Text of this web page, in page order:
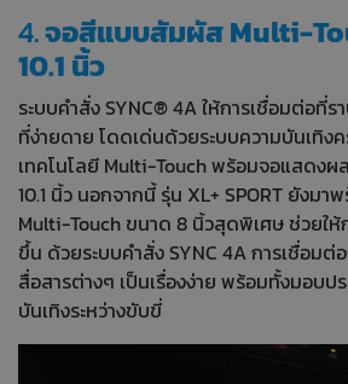
4.จอสีแบบสัมผัส Multi-
10.1 นิ้ว
ระบบคำสั่ง SYNC® 4A ให้การเชื่อมต่อที่ร
ที่ง่ายดาย โดดเด่นด้วยระบบความบันเทิง
เทคโนโลยี Multi-Touch พร้อมจอแสดงผ
10.1 นิ้ว นอกจากนี้ รุ่น XL+ SPORT ยังม
Multi-Touch ขนาด 8 นิ้วสุดพิเศษ ช่วยให้
ขึ้น ด้วยระบบคำสั่ง SYNC 4A การเชื่อมต่
สื่อสารต่างๆ เป็นเรื่องง่าย พร้อมทั้งมอบป
บันเทิงระหว่างขับขี่